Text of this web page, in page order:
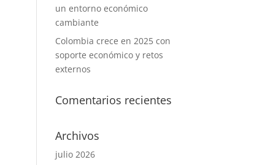
un entorno económico
cambiante
Colombia crece en 2025 con
soporte económico y retos
externos
Comentarios recientes
Archivos
julio 2026